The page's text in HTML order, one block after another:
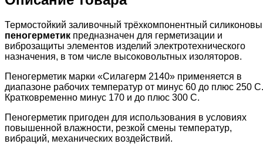
Термостойкий заливочный трёхкомпонентный
пеногерметик предназначен для герметизации и
виброзащиты элементов изделий электротехнического
назначения, в том числе высоковольтных изоляторов.
Пеногерметик марки «Силагерм 2140» применяется в
диапазоне рабочих температур от минус 60 до плюс 250 С.
Кратковременно минус 170 и до плюс 300 С.
Пеногерметик пригоден для использования в условиях
повышенной влажности, резкой смены температур,
вибраций, механических воздействий.